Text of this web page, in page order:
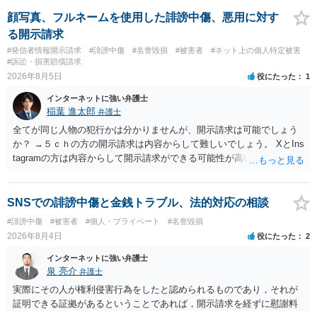
顔写真、フルネームを使用した誹謗中傷、悪用に対す
る開示請求
#発信者情報開示請求 #誹謗中傷 #名誉毀損 #被害者
#ネット上の個人特定被害
#訴訟・損害賠償請求
2026年8月5日 役にたった 1
インターネットに強い弁護士
稲葉 進太郎 弁護士
全てが同じ人物の犯行かは分かりませんが、開示請求は可能でしょう
か？ →５ｃｈの方の開示請求は内容からして難しいでしょう。 XとIns
tagramの方は内容からして開示請求ができる可能性が高いでしょう。
いでしょう。７月中にアカウントが削除されている場合、今から進め
ても失敗する可能性が高いように思われます。 相手を特定できた場
合、相手に全ての弁護士費用を負担させることは可能でしょうか？ →
訴訟外の交渉で相手方が認めれば負担させることができるでしょう。
訴訟で判決となった場合は、実際の弁護士費用が認められる場合と認
められない場合があり何ともいえないところでしょう。
SNSでの誹謗中傷と金銭トラブル、法的対応の相談
#誹謗中傷 #被害者 #個人・プライベート #名誉毀損
2026年8月4日 役にたった 2
インターネットに強い弁護士
泉 亮介 弁護士
実際にその人が権利侵害行為をしたと認められるものであり，それが
証明できる証拠があるということであれば，開示請求を経ずに慰謝料